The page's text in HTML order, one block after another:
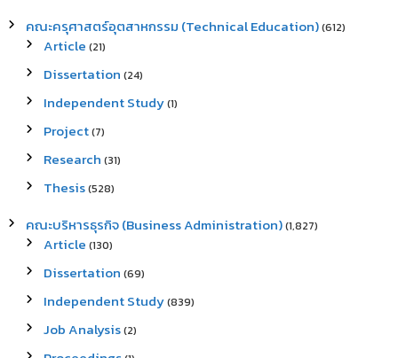
คณะครุศาสตร์อุตสาหกรรม (Technical Education)(612)
Article (21)
Dissertation (24)
Independent Study(1)
Project(7)
Research (31)
Thesis(528)
คณะบริหารธุรกิจ (Business Administration)(1,827)
Article (130)
Dissertation (69)
Independent Study(839)
Job Analysis(2)